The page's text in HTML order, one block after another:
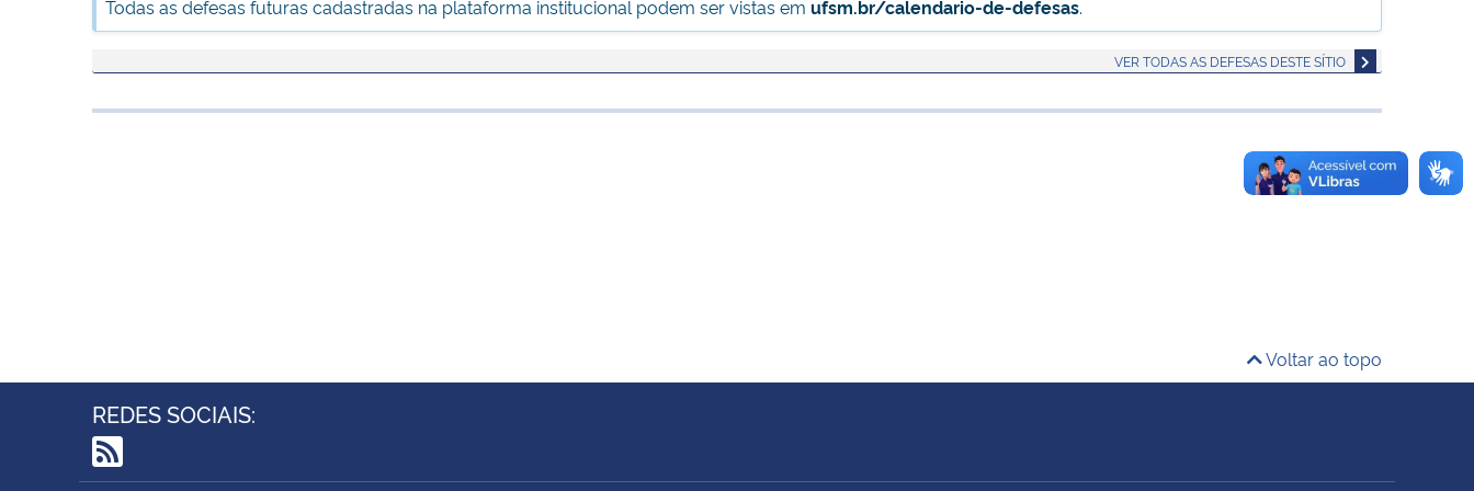
Todas as defesas futuras cadastradas na plataforma institucional podem ser vistas em ufsm.br/calendario-de-defesas.
VER TODAS AS DEFESAS DESTE SÍTIO
Voltar ao topo
REDES SOCIAIS: